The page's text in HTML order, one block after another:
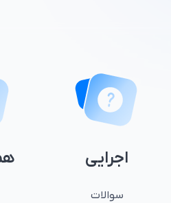
اجرایی
سوالات